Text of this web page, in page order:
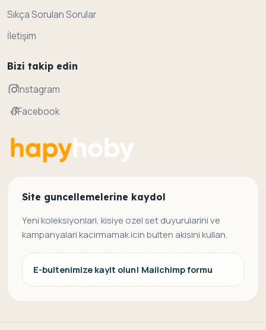
Sıkça Sorulan Sorular
İletişim
Bizi takip edin
Instagram
Facebook
Site guncellemelerine kaydol
Yeni koleksiyonlari, kisiye ozel set duyurularini ve
kampanyalari kacirmamak icin bulten akisini kullan.
E-bultenimize kayit olun! Mailchimp formu